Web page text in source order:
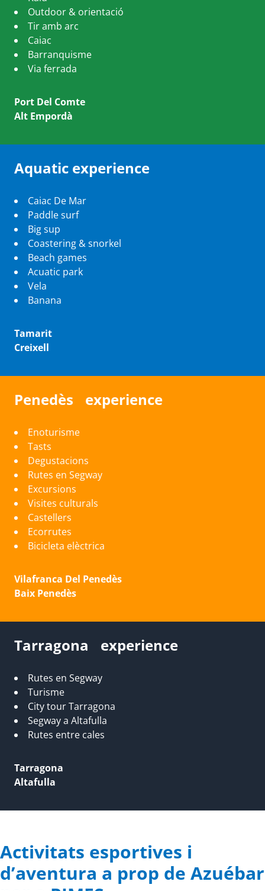
Outdoor & orientació
Tir amb arc
Caiac
Barranquisme
Via ferrada
Port Del Comte
Alt Empordà
Aquatic experience
Caiac De Mar
Paddle surf
Big sup
Coastering & snorkel
Beach games
Acuatic park
Vela
Banana
Tamarit
Creixell
Penedès experience
Enoturisme
Tasts
Degustacions
Rutes en Segway
Excursions
Visites culturals
Castellers
Ecorrutes
Bicicleta elèctrica
Vilafranca Del Penedès
Baix Penedès
Tarragona experience
Rutes en Segway
Turisme
City tour Tarragona
Segway a Altafulla
Rutes entre cales
Tarragona
Altafulla
Activitats esportives i
d’aventura a prop de Azuébar